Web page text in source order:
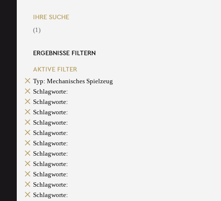
IHRE SUCHE
(1)
ERGEBNISSE FILTERN
AKTIVE FILTER
Typ: Mechanisches Spielzeug
Schlagworte:
Schlagworte:
Schlagworte:
Schlagworte:
Schlagworte:
Schlagworte:
Schlagworte:
Schlagworte:
Schlagworte:
Schlagworte:
Schlagworte: